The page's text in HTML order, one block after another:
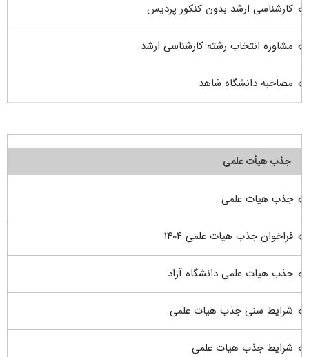
کارشناسی ارشد بدون کنکور پردیس
مشاوره انتخاب رشته کارشناسی ارشد
مصاحبه دانشگاه شاهد
جذب هیأت علمی
جذب هیات علمی
فراخوان جذب هیات علمی ۱۴۰۴
جذب هیات علمی دانشگاه آزاد
شرایط سنی جذب هیات علمی
شرایط جذب هیات علمی